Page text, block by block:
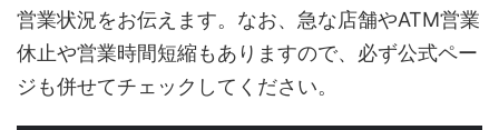
営業状況をお伝えます。なお、急な店舗やATM営業
休止や営業時間短縮もありますので、必ず公式ペー
ジも併せてチェックしてください。